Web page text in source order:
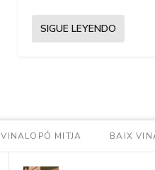
SIGUE LEYENDO
VINALOPÓ MITJA BAIX